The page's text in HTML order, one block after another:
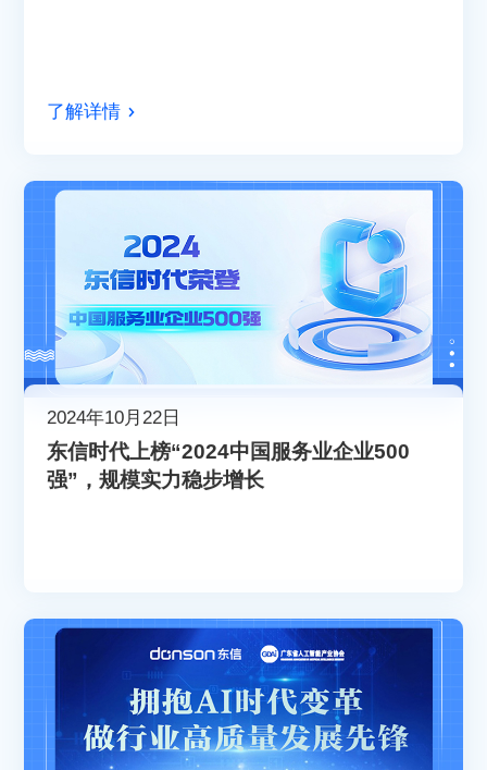
了解详情
2024年10月22日
东信时代上榜“2024中国服务业企业500
强”，规模实力稳步增长